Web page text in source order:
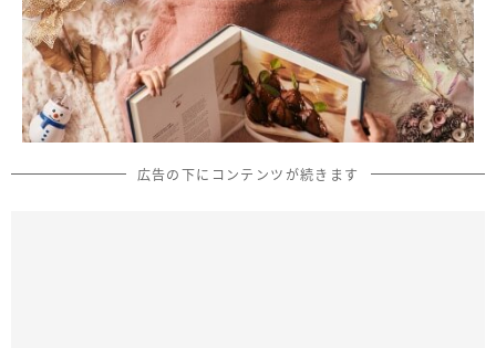
広告の下にコンテンツが続きます